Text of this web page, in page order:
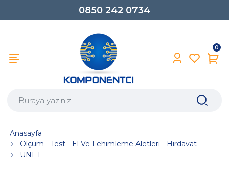
0850 242 0734
0
Anasayfa
Ölçüm - Test - El Ve Lehimleme Aletleri - Hırdavat
UNI-T